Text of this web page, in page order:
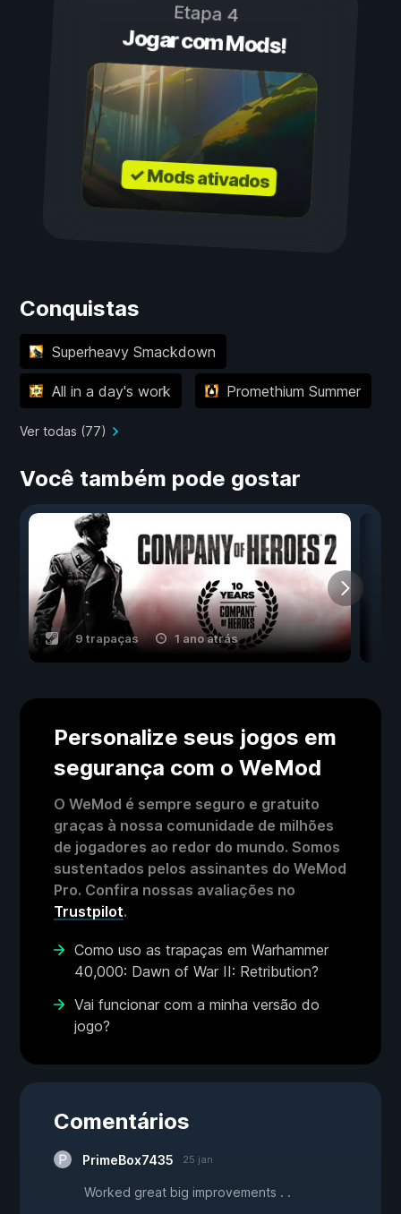
Etapa 4
Jogar com Mods!
✓ Mods ativados
Conquistas
Superheavy Smackdown
All in a day's work Promethium Summer
Ver todas (77)
Você também pode gostar
9 trapaças 1 ano atrás
Personalize seus jogos em
segurança com o WeMod
O WeMod é sempre seguro e gratuito
graças à nossa comunidade de milhões
de jogadores ao redor do mundo. Somos
sustentados pelos assinantes do WeMod
Pro. Confira nossas avaliações no
Trustpilot.
Como uso as trapaças em Warhammer
40,000: Dawn of War II: Retribution?
Vai funcionar com a minha versão do
jogo?
Comentários
PrimeBox7435 25 jan
Worked great big improvements . .